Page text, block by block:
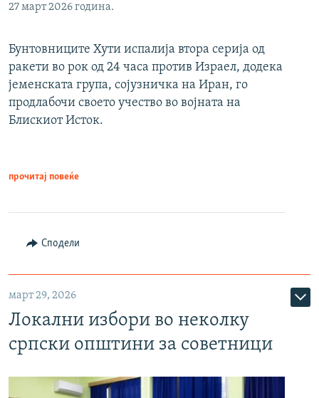
27 март 2026 година.
Бунтовниците Хути испалија втора серија од
ракети во рок од 24 часа против Израел, додека
јеменската група, сојузничка на Иран, го
продлабочи своето учество во војната на
Блискиот Исток.
прочитај повеќе
Сподели
март 29, 2026
Локални избори во неколку
српски општини за советници